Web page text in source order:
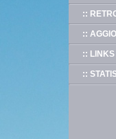
::
::
:: LINKS
::